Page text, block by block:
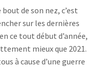
de son nez, c’est
sur les dernières
ce tout début d’année,
mieux que 2021.
à cause d’une guerre